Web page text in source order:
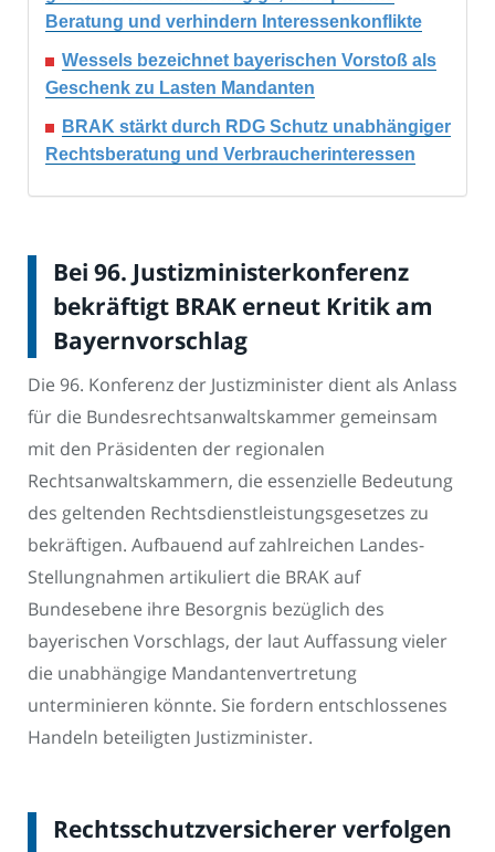
Beratung und verhindern Interessenkonflikte
Wessels bezeichnet bayerischen Vorstoß als
Geschenk zu Lasten Mandanten
BRAK stärkt durch RDG Schutz unabhängiger
Rechtsberatung und Verbraucherinteressen
Bei 96. Justizministerkonferenz
bekräftigt BRAK erneut Kritik am
Bayernvorschlag
Die 96. Konferenz der Justizminister dient als Anlass
für die Bundesrechtsanwaltskammer gemeinsam
mit den Präsidenten der regionalen
Rechtsanwaltskammern, die essenzielle Bedeutung
des geltenden Rechtsdienstleistungsgesetzes zu
bekräftigen. Aufbauend auf zahlreichen Landes-
Stellungnahmen artikuliert die BRAK auf
Bundesebene ihre Besorgnis bezüglich des
bayerischen Vorschlags, der laut Auffassung vieler
die unabhängige Mandantenvertretung
unterminieren könnte. Sie fordern entschlossenes
Handeln beteiligten Justizminister.
Rechtsschutzversicherer verfolgen